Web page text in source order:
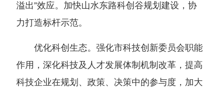
溢出”效应。加快山水东路科创谷规划建设，协
力打造标杆示范。
优化科创生态。强化市科技创新委员会职能
作用，深化科技及人才发展体制机制改革，提高
科技企业在规划、政策、决策中的参与度，加大